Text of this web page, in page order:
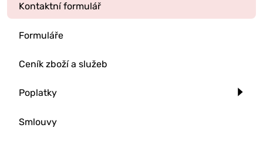
Kontaktní formulář
Formuláře
Ceník zboží a služeb
Poplatky
Smlouvy